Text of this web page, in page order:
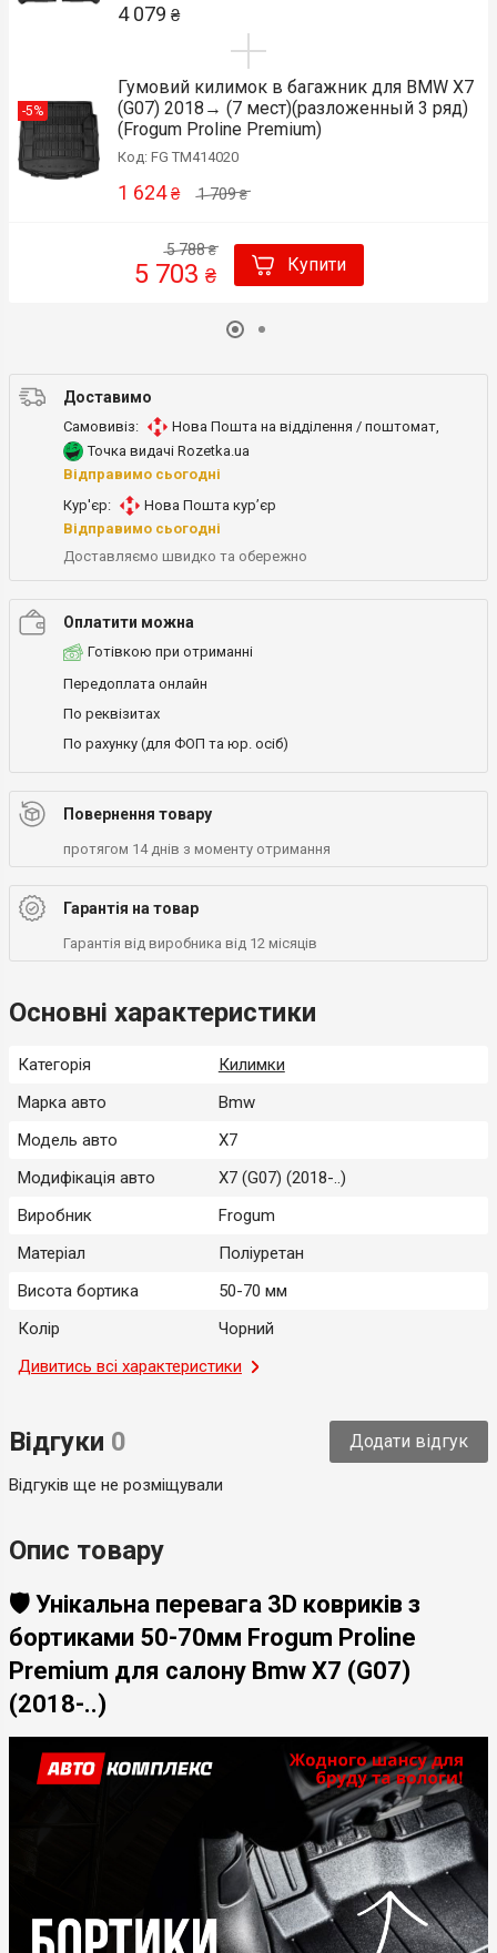
4 079 ₴
-5%
Гумовий килимок в багажник для BMW X7
(G07) 2018→ (7 мест)(разложенный 3 ряд)
(Frogum Proline Premium)
Код: FG TM414020
1 709₴
1 624₴
5 788₴
5 703 ₴ Купити
Доставимо
Самовивіз: Нова Пошта на відділення / поштомат,
Точка видачі Rozetka.ua
Відправимо сьогодні
Кур'єр:
Нова Пошта кур’єр
Відправимо сьогодні
Доставляємо швидко та обережно
Оплатити можна
Готівкою при отриманні
Передоплата онлайн
По реквізитах
По рахунку (для ФОП та юр. осіб)
Повернення товару
протягом 14 днів з моменту отримання
Гарантія на товар
Гарантія від виробника від 12 місяців
Основні характеристики
Категорія
Килимки
Марка авто
Bmw
Модель авто
X7
Модифікація авто
X7 (G07) (2018-..)
Виробник
Frogum
Матеріал
Поліуретан
Висота бортика
50-70 мм
Колір
Чорний
Місце застосування
Салон
Країна-виробник
Дивитись всі характеристики
Відгуки 0 Додати відгук
Відгуків ще не розміщували
Опис товару
🛡️ Унікальна перевага 3D ковриків з
бортиками 50-70мм Frogum Proline
Premium для салону Bmw X7 (G07)
(2018-..)